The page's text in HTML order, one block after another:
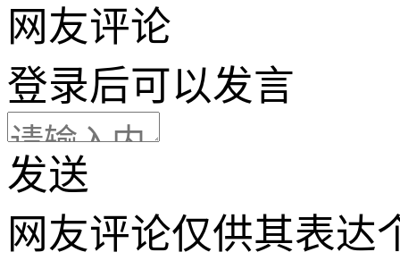
网友评论
登录后可以发言
发送
网友评论仅供其表达